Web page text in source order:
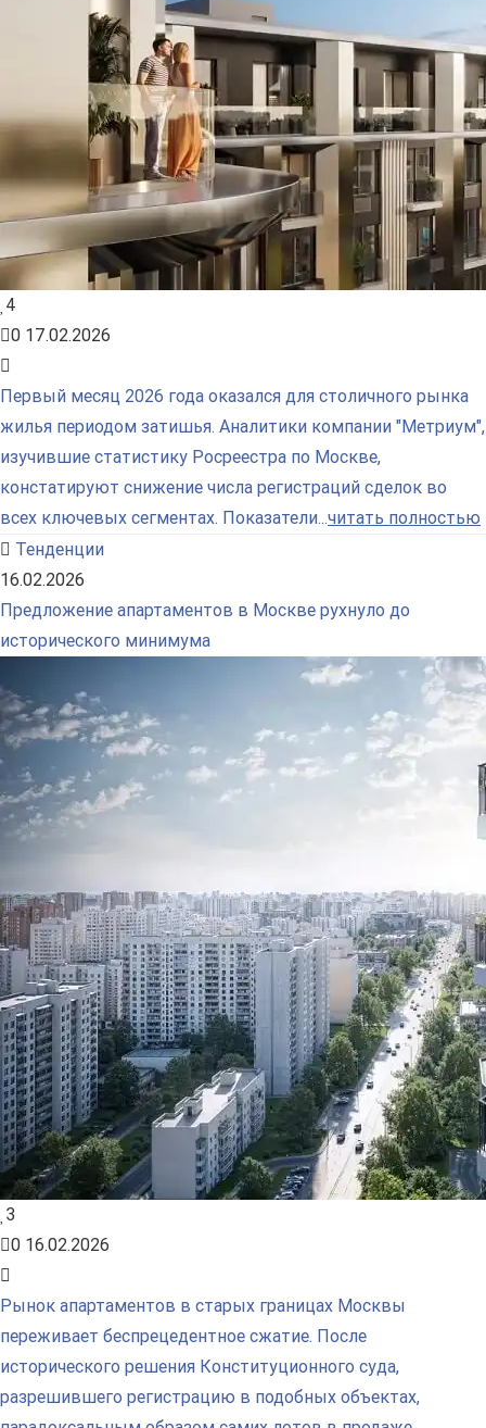
4
0 17.02.2026
Первый месяц 2026 года оказался для столичного рынка
жилья периодом затишья. Аналитики компании "Метриум",
изучившие статистику Росреестра по Москве,
констатируют снижение числа регистраций сделок во
всех ключевых сегментах. Показатели...читать полностью
Тенденции
16.02.2026
Предложение апартаментов в Москве рухнуло до
исторического минимума
3
0 16.02.2026
Рынок апартаментов в старых границах Москвы
переживает беспрецедентное сжатие. После
исторического решения Конституционного суда,
разрешившего регистрацию в подобных объектах,